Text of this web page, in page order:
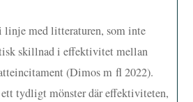
linje med litteraturen, som inte
skillnad i effektivitet mellan
(Dimos m fl 2022).
tydligt mönster där effektiviteten,